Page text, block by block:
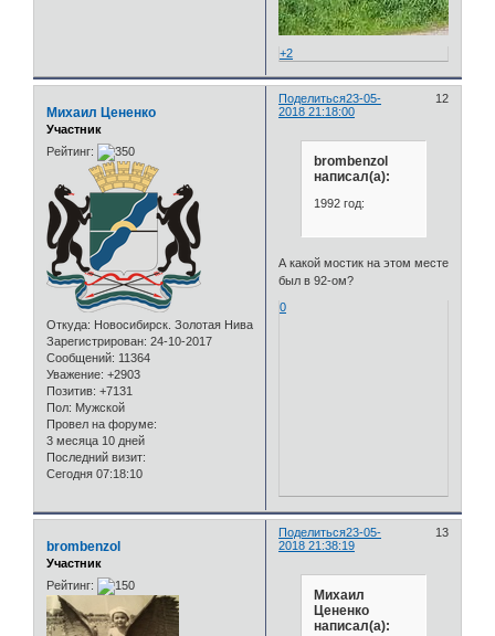
+2
Поделиться 12
23-05-
2018 21:18:00
Михаил Цененко
Участник
Рейтинг:
Откуда: Новосибирск. Золотая Нива
Зарегистрирован: 24-10-2017
Сообщений: 11364
Уважение: +2903
Позитив: +7131
Пол: Мужской
Провел на форуме:
3 месяца 10 дней
Последний визит:
Сегодня 07:18:10
brombenzol
написал(а):
1992 год:
А какой мостик на этом месте
был в 92-ом?
0
Поделиться 13
23-05-
2018 21:38:19
brombenzol
Участник
Рейтинг:
Михаил
Цененко
написал(а):